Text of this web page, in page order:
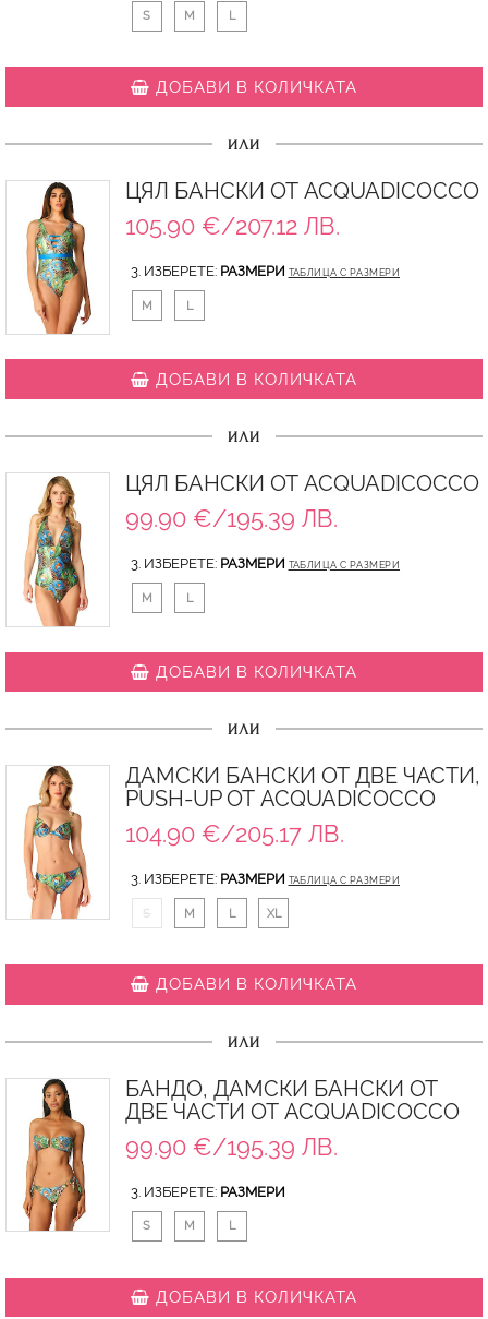
S M L
ДОБАВИ В КОЛИЧКАТА
ИЛИ
ЦЯЛ БАНСКИ ОТ ACQUADICOCCO
105.90 €/207.12 ЛВ.
3. ИЗБЕРЕТЕ: РАЗМЕРИ ТАБЛИЦА С РАЗМЕРИ
M L
ДОБАВИ В КОЛИЧКАТА
ИЛИ
ЦЯЛ БАНСКИ ОТ ACQUADICOCCO
99.90 €/195.39 ЛВ.
3. ИЗБЕРЕТЕ: РАЗМЕРИ ТАБЛИЦА С РАЗМЕРИ
M L
ДОБАВИ В КОЛИЧКАТА
ИЛИ
ДАМСКИ БАНСКИ ОТ ДВЕ ЧАСТИ,
PUSH-UP ОТ ACQUADICOCCO
104.90 €/205.17 ЛВ.
3. ИЗБЕРЕТЕ: РАЗМЕРИ ТАБЛИЦА С РАЗМЕРИ
S M L XL
ДОБАВИ В КОЛИЧКАТА
ИЛИ
БАНДО, ДАМСКИ БАНСКИ ОТ
ДВЕ ЧАСТИ ОТ ACQUADICOCCO
99.90 €/195.39 ЛВ.
3. ИЗБЕРЕТЕ: РАЗМЕРИ
S M L
ДОБАВИ В КОЛИЧКАТА